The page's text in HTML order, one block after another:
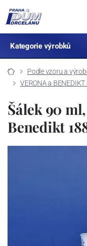
Kategorie výrobků
Podle vzoru a
VERONA a
Šálek 90
Benedikt